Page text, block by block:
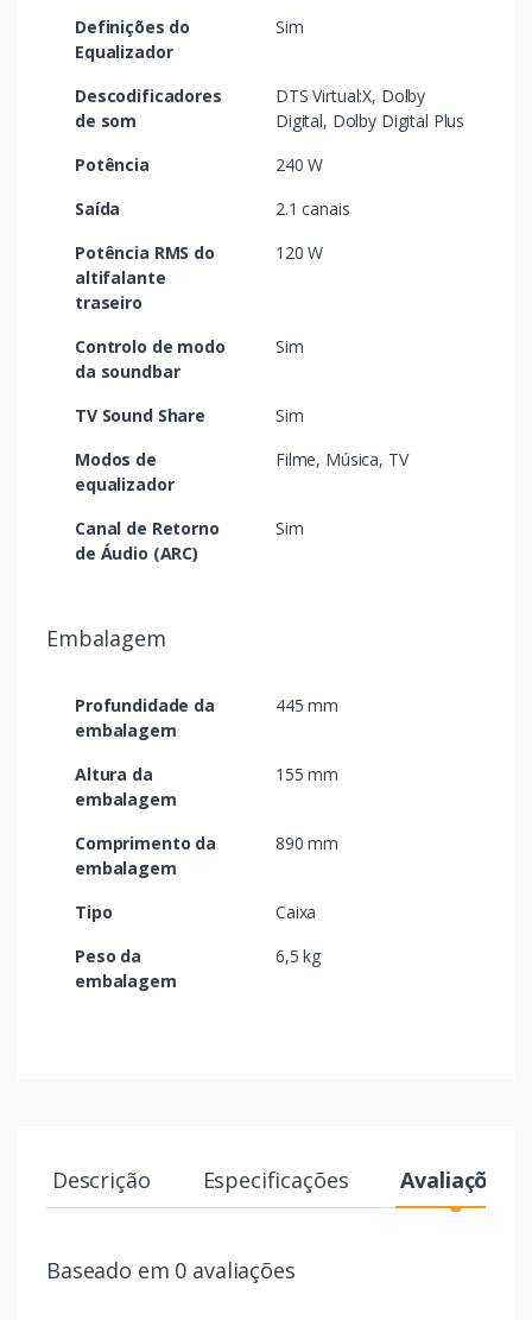
Definições do
Equalizador
Sim
Descodificadores
de som
DTS Virtual:X, Dolby
Digital, Dolby Digital Plus
Potência
240 W
Saída
2.1 canais
Potência RMS do
altifalante
traseiro
120 W
Controlo de modo
da soundbar
Sim
TV Sound Share
Sim
Modos de
equalizador
Filme, Música, TV
Canal de Retorno
de Áudio (ARC)
Sim
Embalagem
Profundidade da
embalagem
445 mm
Altura da
embalagem
155 mm
Comprimento da
embalagem
890 mm
Tipo
Caixa
Peso da
embalagem
6,5 kg
Descrição Especificações Avaliações
Baseado em 0 avaliações